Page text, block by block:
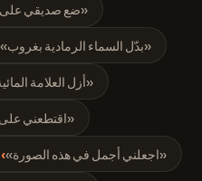
«ضع صديقي
«بدّل السماء الرمادية بغروب»
«أزل العلامة
«اقتطعني
«اجعلني أجمل في هذه الصورة»›